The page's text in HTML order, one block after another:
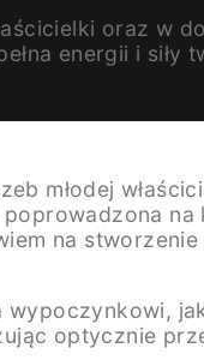
oraz w
energii i siły
młodej
na
na
optycznie